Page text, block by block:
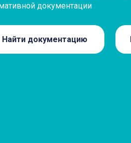
Найти документацию
документации